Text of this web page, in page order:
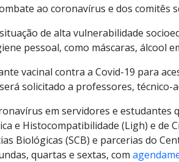
ao coronavírus e dos
de alta vulnerabilidade
pessoal, como máscaras, álcool
vacinal contra a Covid-19 para
solicitado a professores,
em servidores e estudantes
e Histocompatibilidade (Ligh) e de
Biológicas (SCB) e parcerias do
quartas e sextas, com